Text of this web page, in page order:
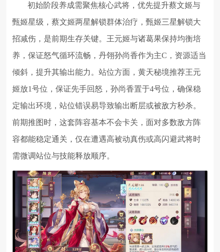
初始阶段养成需聚焦核心武将，优先提升蔡文姬与
甄姬星级，蔡文姬两星解锁群体治疗，甄姬三星解锁大
招减伤，是前期生存关键。王元姬与诸葛果保持均衡培
养，保证怒气循环流畅，丹翎孙尚香作为主C，资源适当
倾斜，提升其输出能力。站位方面，黄天秘境推荐王元
姬放1号位，保证先手回怒，孙尚香置于4号位，确保稳
定输出环境，站位错误易导致输出断层或被敌方秒杀。
前期推图时，这套阵容基本不会卡关，面对多数敌方阵
容都能稳定通关，仅在遭遇高被动真伤或高闪避武将时
需微调站位与技能释放顺序。